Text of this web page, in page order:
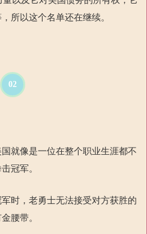
，所以这个名单还在继续。
02
就像是一位在整个职业生涯都不
冠军。
时，老勇士无法接受对方获胜的
腰带。